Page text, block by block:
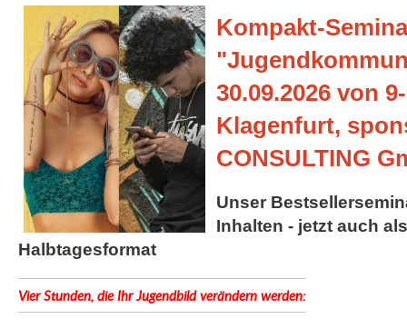
Kompakt-
30.09.2026 von
Klagenfurt,
CONSULTING
Unser
Inhalten - jetzt auch
Halbtagesformat
Vier Stunden, die Ihr Jugendbild verändern werden: